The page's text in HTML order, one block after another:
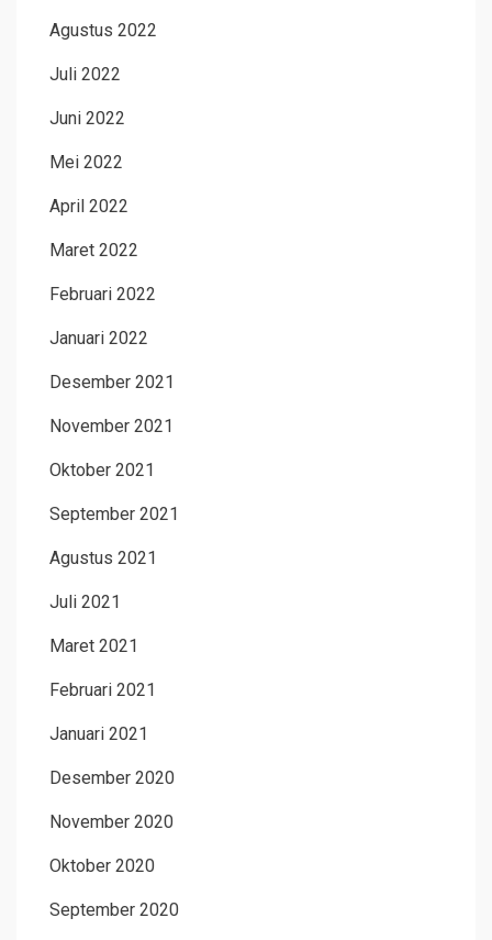
Agustus 2022
Juli 2022
Juni 2022
Mei 2022
April 2022
Maret 2022
Februari 2022
Januari 2022
Desember 2021
November 2021
Oktober 2021
September 2021
Agustus 2021
Juli 2021
Maret 2021
Februari 2021
Januari 2021
Desember 2020
November 2020
Oktober 2020
September 2020